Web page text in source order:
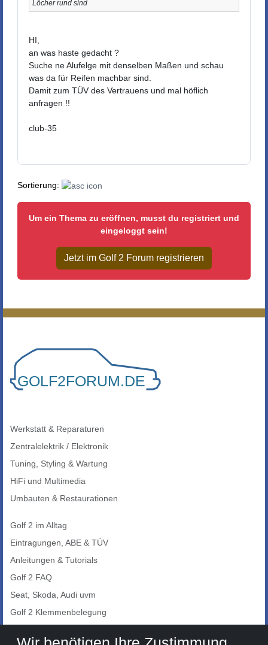
Löcher rund sind
HI,
an was haste gedacht ?
Suche ne Alufelge mit denselben Maßen und schau
was da für Reifen machbar sind.
Damit zum TÜV des Vertrauens und mal höflich
anfragen !!
club-35
Sortierung:
Um ein Thema zu eröffnen, musst du registriert und
eingeloggt sein!
Jetzt im Golf 2 Forum registrieren
Werkstatt & Reparaturen
Zentralelektrik / Elektronik
Tuning, Styling & Wartung
HiFi und Multimedia
Umbauten & Restaurationen
Golf 2 im Alltag
Eintragungen, ABE & TÜV
Anleitungen & Tutorials
Golf 2 FAQ
Seat, Skoda, Audi uvm
Golf 2 Klemmenbelegung
Auto-Showroom